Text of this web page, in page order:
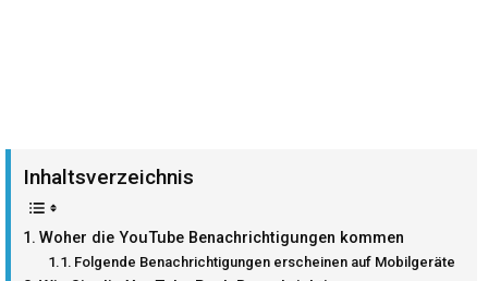
Inhaltsverzeichnis
Woher die YouTube Benachrichtigungen kommen
Folgende Benachrichtigungen erscheinen auf Mobilgeräten